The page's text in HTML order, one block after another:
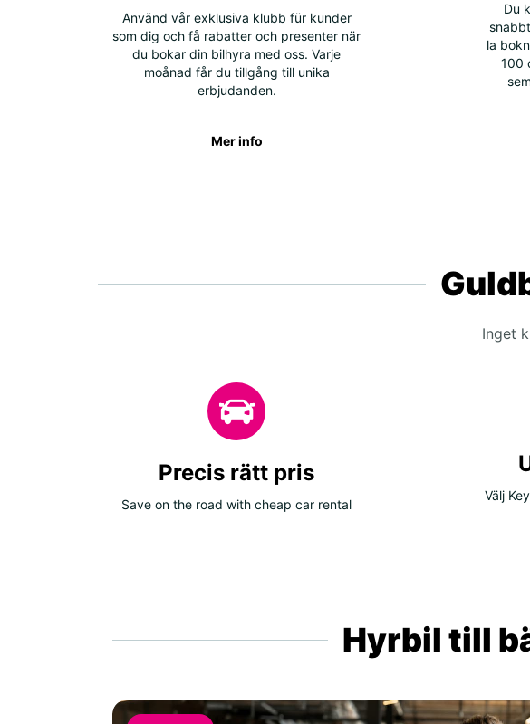
Använd vår exklusiva klubb für kunder
som dig och få rabatter och presenter när
du bokar din bilhyra med oss. Varje
moånad får du tillgång till unika
erbjudanden.
Mer info
Du
la
100
Inget
Precis rätt pris
Save on the road with cheap car rental
Välj
Hyrbil till